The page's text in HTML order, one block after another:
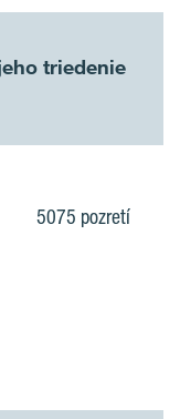
triedenie
5075 pozretí